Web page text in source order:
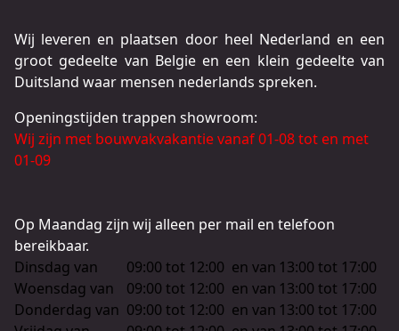
Wij leveren en plaatsen door heel Nederland en een
groot gedeelte van Belgie en een klein gedeelte van
Duitsland waar mensen nederlands spreken.
Openingstijden trappen showroom:
Wij zijn met bouwvakvakantie vanaf 01-08 tot en met
01-09
Op Maandag zijn wij alleen per mail en telefoon
bereikbaar.
Dinsdag van
09:00 tot 12:00 en van 13:00 tot 17:00
Woensdag van
09:00 tot 12:00 en van 13:00 tot 17:00
Donderdag van 09:00 tot 12:00 en van 13:00 tot 17:00